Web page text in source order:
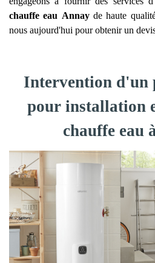
chauffe eau Annayde haute
nous aujourd'hui pour obtenir un
Intervention d'un
pour installation
chauffe eau